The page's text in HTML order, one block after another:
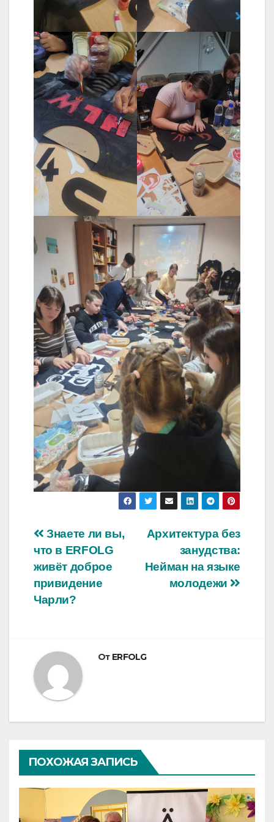
Навигация
по
записям
Архитектура без
занудства:
Нейман на языке
молодежи
Знаете ли вы,
что в ERFOLG
живёт доброе
привидение
Чарли?
От ERFOLG
ПОХОЖАЯ ЗАПИСЬ